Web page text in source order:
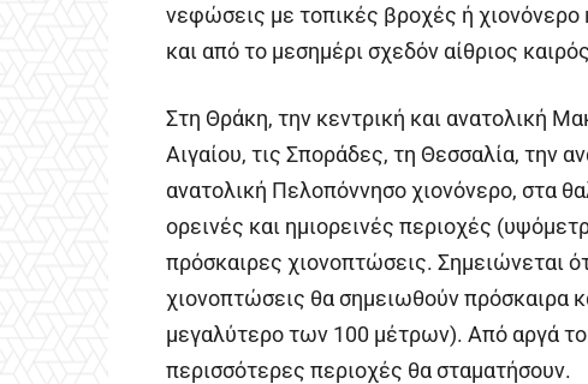
νεφώσεις με τοπικές βροχές ή χιονόνερο
και από το μεσημέρι σχεδόν αίθριος
Στη Θράκη, την κεντρική και ανατολική
Αιγαίου, τις Σποράδες, τη Θεσσαλία, την
ανατολική Πελοπόννησο χιονόνερο, στα
ορεινές και ημιορεινές περιοχές
πρόσκαιρες χιονοπτώσεις. Σημειώνεται
χιονοπτώσεις θα σημειωθούν πρόσκαιρα
μεγαλύτερο των 100 μέτρων). Από αργά
περισσότερες περιοχές θα σταματήσουν.